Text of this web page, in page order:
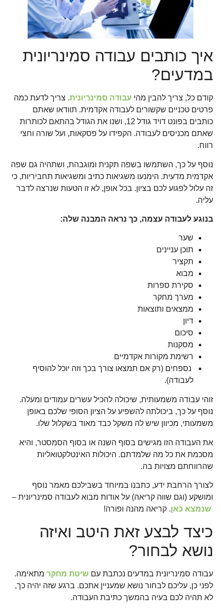
איך כותבים עבודה סמינריונית
במדעים?
קודם כל, צריך להבין מהי עבודה סמינריונית. צריך לדעת כמה
פרטים טכניים שקשורים לעבודה אקדמית. תוודאו שאתם
כותבים בפונט דויד גודל 12, ושנו את הגודל בהתאם לכותרות
שאתם מכניסים לעבודה. הקפידו על פסקאות, ועל שורה וחצי
רווח.
נוסף על כך, השתמשו בשפה תקנית ומוגבהת, ושתהיה גם שפה
אקדמית מדעית. הימנעו משגיאות כתיב ומשגיאות תחביריות, כי
זה עלול לפגוע לכם בציון. בכל אופן, לא זו הטעות שנרצה לדבר
עליה.
בנוגע לעבודה עצמה, כך נראה המבנה שלה:
שער
תוכן עניינים
תקציר
מבוא
סקירת ספרות
מערך מחקר
ממצאים ותוצאות
דיון
סיכום
מסקנות
רשימת מקורות אקדמיים
נספחים (רק אם תמצאו צורך בכך וזה יוכל להוסיף
לעבודה).
זוהי עבודה משמעותית, שיכולה להכיל עשרים עמודים ומעלה.
נוסף על כך, ביכולתה להשפיע על הציון הסופי שלכם באופן
משמעותי, מכיוון שיש לה משקל כבד מאוד בשקלול שלו.
את העבודה הזו מגישים בסוף השנה או בסוף הסמסטר, והיא
מסכמת את כל מה שלמדתם. היכולות האינטלקטואליות
שהרווחתם מצויות בה.
לצורך הרחבת ידע, כתבנו במיוחד בשבילכם מאמר נוסף
ומושקע (וגם שווה קריאה) על אודות מבוא לעבודה סמינריונית –
שנמצא כאן. קריאה מהנה ופורה!
כיצד לבצע זאת היטב ואיזה
נושא לבחור?
עבודה סמינריונית במדעים נכתבת עם שיטת מחקר מתאימה.
לפני כן, עליכם לבחור נושא שמעניין אתכם. ברגע שזה יהיה כך,
לא תהיה לכם בעיה בהמשך כתיבת העבודה.